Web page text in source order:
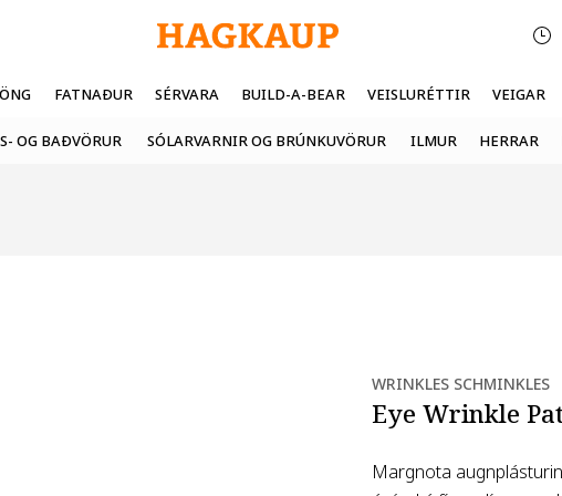
FATNAÐUR SÉRVARA BUILD-A-BEAR VEISLURÉTTIR VEIGAR
OG BAÐVÖRUR SÓLARVARNIR OG BRÚNKUVÖRUR ILMUR HERRAR
WRINKLES SCHMINKLES
Eye Wrinkle
Margnota